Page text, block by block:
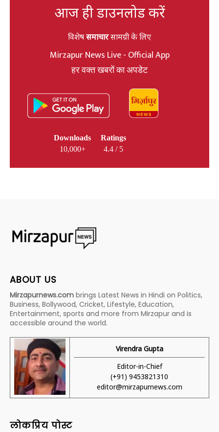
आज ही डाउनलोड करें
विशेषसमाचारसामग्री के लिए
Mirzapur News Live - Official App
हर वक्त खबरों का अपडेट
Downloads
10,000+
Ratings
4.4 / 5
ABOUT US
Mirzapurnews.com brings Latest News in Hindi on Politics,
Business, Bollywood, Cricket, Lifestyle, Education,
Entertainment, sports and more from Mirzapur and is
accessible around the world.
Virendra Gupta
Editor-in-Chief
(+91) 9453821310
editor@mirzapurnews.com
लोकप्रिय पोस्ट